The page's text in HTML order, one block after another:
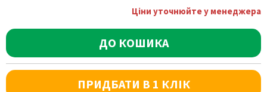
Ціни уточнюйте у менеджера
ДО КОШИКА
ПРИДБАТИ В 1 КЛІК